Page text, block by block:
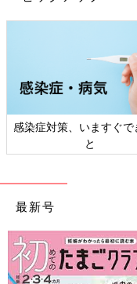
策、いますぐできるこ
最新号